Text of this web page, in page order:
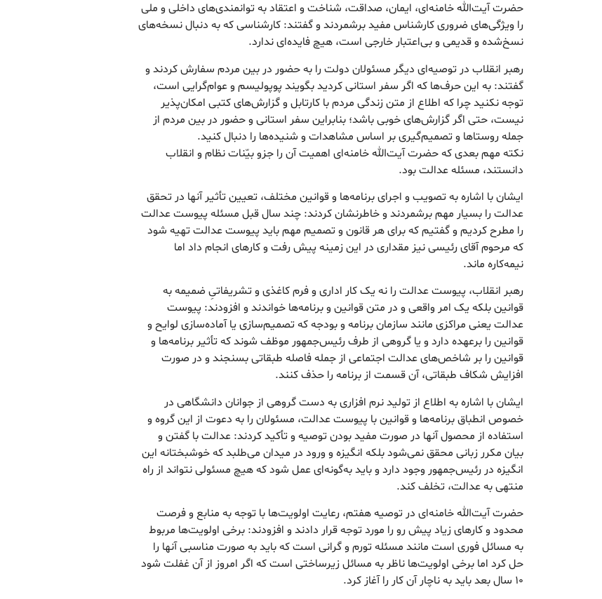
حضرت آیت‌الله خامنه‌ای، ایمان، صداقت، شناخت و اعتقاد به توانمندی‌های داخلی و ملی
را ویژگی‌های ضروری کارشناس مفید برشمردند و گفتند: کارشناسی که به دنبال نسخه‌های
نسخ‌شده و قدیمی و بی‌اعتبار خارجی است، هیچ فایده‌ای ندارد.
رهبر انقلاب در توصیه‌ای دیگر مسئولان دولت را به حضور در بین مردم سفارش کردند و
گفتند: به این حرف‌ها که اگر سفر استانی کردید بگویند پوپولیسم و عوام‌گرایی است،
توجه نکنید چرا که اطلاع از متن زندگی مردم با کارتابل و گزارش‌های کتبی امکان‌پذیر
نیست، حتی اگر گزارش‌های خوبی باشد؛ بنابراین سفر استانی و حضور در بین مردم از
جمله روستاها و تصمیم‌گیری بر اساس مشاهدات و شنیده‌ها را دنبال کنید.
نکته مهم بعدی که حضرت آیت‌الله خامنه‌ای اهمیت آن را جزو بیّنات نظام و انقلاب
دانستند، مسئله عدالت بود.
ایشان با اشاره به تصویب و اجرای برنامه‌ها و قوانین مختلف، تعیین تأثیر آنها در تحقق
عدالت را بسیار مهم برشمردند و خاطرنشان کردند: چند سال قبل مسئله پیوست عدالت
را مطرح کردیم و گفتیم که برای هر قانون و تصمیم مهم باید پیوست عدالت تهیه شود
که مرحوم آقای رئیسی نیز مقداری در این زمینه پیش رفت و کارهای انجام داد اما
نیمه‌کاره ماند.
رهبر انقلاب، پیوست عدالت را نه یک کار اداری و فرم کاغذی و تشریفاتیِ ضمیمه به
قوانین بلکه یک امر واقعی و در متن قوانین و برنامه‌ها خواندند و افزودند: پیوست
عدالت یعنی مراکزی مانند سازمان برنامه و بودجه که تصمیم‌سازی یا آماده‌سازی لوایح و
قوانین را برعهده دارد و یا گروهی از طرف رئیس‌جمهور موظف شوند که تأثیر برنامه‌ها و
قوانین را بر شاخص‌های عدالت اجتماعی از جمله فاصله طبقاتی بسنجند و در صورت
افزایش شکاف طبقاتی، آن قسمت از برنامه را حذف کنند.
ایشان با اشاره به اطلاع از تولید نرم افزاری به دست گروهی از جوانان دانشگاهی در
خصوص انطباق برنامه‌ها و قوانین با پیوست عدالت، مسئولان را به دعوت از این گروه و
استفاده از محصول آنها در صورت مفید بودن توصیه و تأکید کردند: عدالت با گفتن و
بیان مکرر زبانی محقق نمی‌شود بلکه انگیزه و ورود در میدان می‌طلبد که خوشبختانه این
انگیزه در رئیس‌جمهور وجود دارد و باید به‌گونه‌ای عمل شود که هیچ مسئولی نتواند از راه
منتهی به عدالت، تخلف کند.
حضرت آیت‌الله خامنه‌ای در توصیه هفتم، رعایت اولویت‌ها با توجه به منابع و فرصت
محدود و کارهای زیاد پیش رو را مورد توجه قرار دادند و افزودند: برخی اولویت‌ها مربوط
به مسائل فوری است مانند مسئله تورم و گرانی است که باید به صورت مناسبی آنها را
حل کرد اما برخی اولویت‌ها ناظر به مسائل زیرساختی است که اگر امروز از آن غفلت شود
۱۰ سال بعد باید به ناچار آن کار را آغاز کرد.